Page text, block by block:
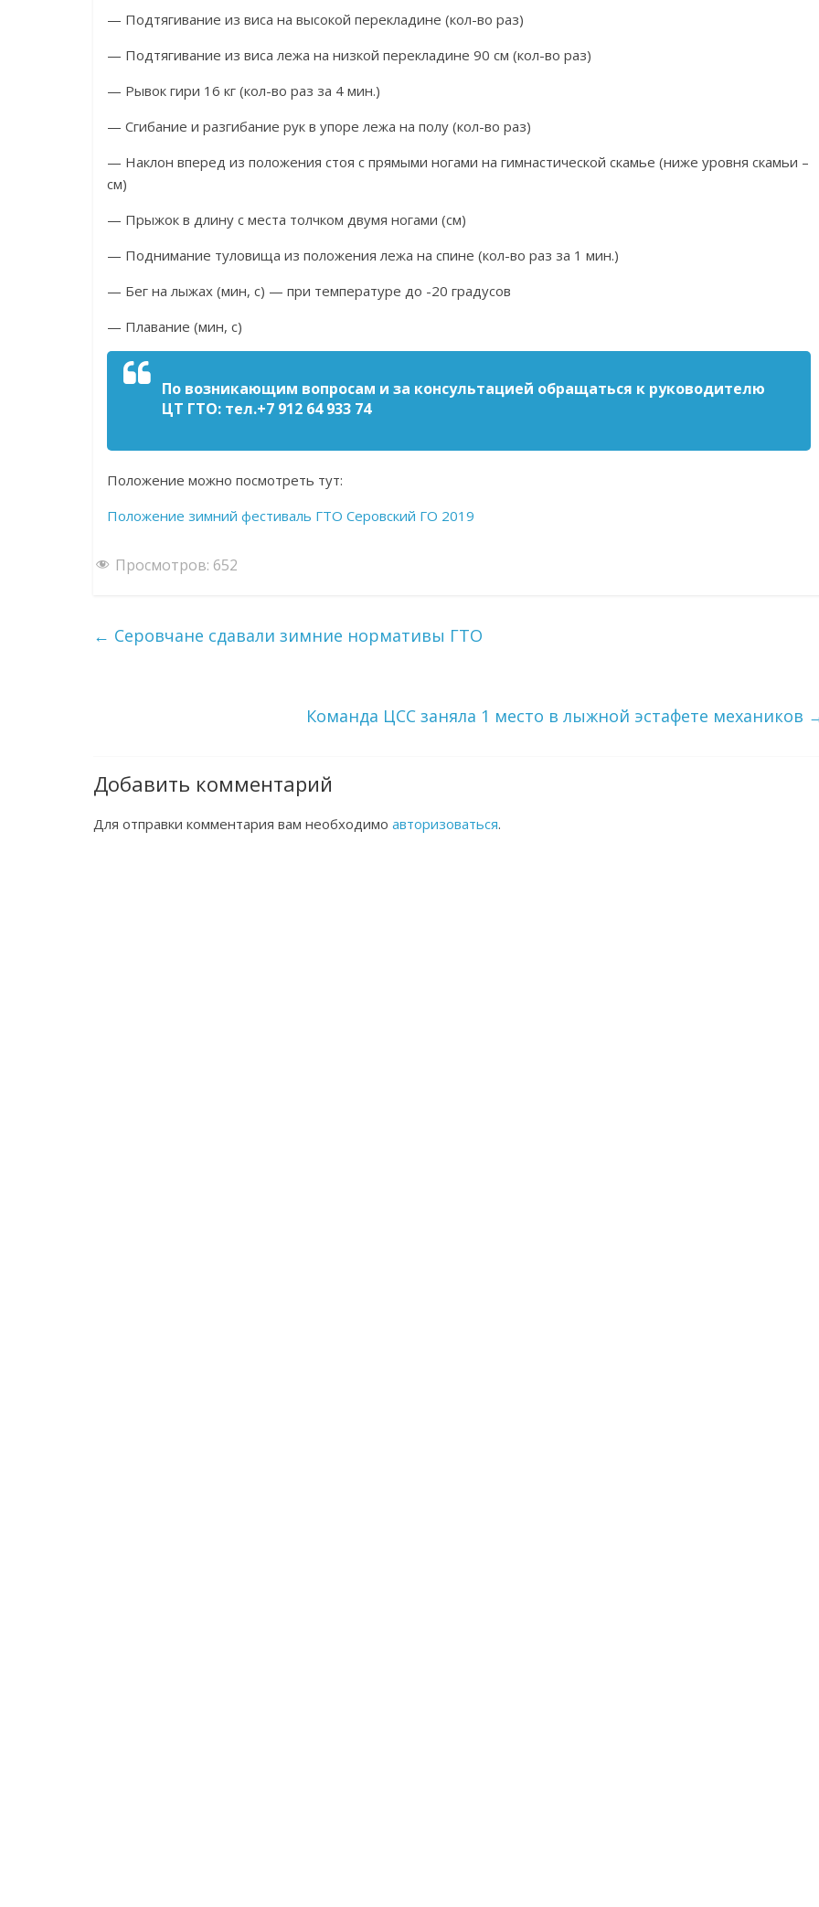
— Подтягивание из виса на высокой перекладине (кол-во раз)
— Подтягивание из виса лежа на низкой перекладине 90 см (кол-во раз)
— Рывок гири 16 кг (кол-во раз за 4 мин.)
— Сгибание и разгибание рук в упоре лежа на полу (кол-во раз)
— Наклон вперед из положения стоя с прямыми ногами на гимнастической скамье (ниже уровня скамьи –
см)
— Прыжок в длину с места толчком двумя ногами (см)
— Поднимание туловища из положения лежа на спине (кол-во раз за 1 мин.)
— Бег на лыжах (мин, с) — при температуре до -20 градусов
— Плавание (мин, с)
По возникающим вопросам и за консультацией обращаться к руководителю
ЦТ ГТО: тел.+7 912 64 933 74
Положение можно посмотреть тут:
Положение зимний фестиваль ГТО Серовский ГО 2019
Просмотров: 652
← Серовчане сдавали зимние нормативы ГТО
Команда ЦСС заняла 1 место в лыжной эстафете механиков
Добавить комментарий
Для отправки комментария вам необходимо авторизоваться.